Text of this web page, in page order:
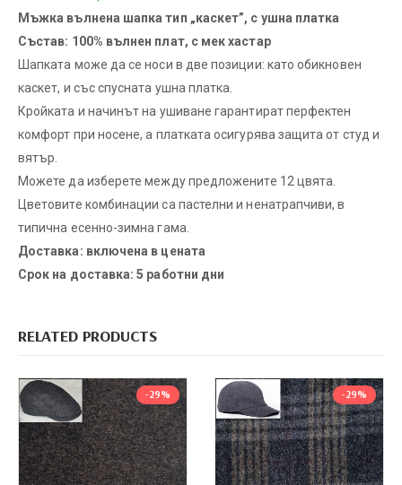
Мъжка вълнена шапка тип „каскет”, с ушна платка
Състав: 100% вълнен плат, с мек хастар
Шапката може да се носи в две позиции: като обикновен
каскет, и със спусната ушна платка.
Кройката и начинът на ушиване гарантират перфектен
комфорт при носене, а платката осигурява защита от студ и
вятър.
Можете да изберете между предложените 12 цвята.
Цветовите комбинации са пастелни и ненатрапчиви, в
типична есенно-зимна гама.
Доставка: включена в цената
Срок на доставка: 5 работни дни
RELATED PRODUCTS
-29% -29%